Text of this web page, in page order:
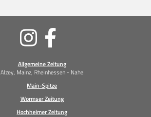
Allgemeine Zeitung
Alzey, Mainz, Rheinhessen - Nahe
Main-Spitze
Wormser Zeitung
Hochheimer Zeitung
Soziale
Medien